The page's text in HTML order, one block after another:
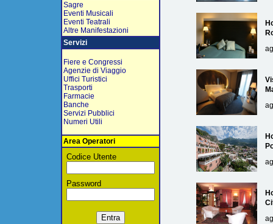
Sagre
Eventi Musicali
Eventi Teatrali
Altre Manifestazioni
Servizi
Fiere e Congressi
Agenzie di Viaggio
Uffici Turistici
Trasporti
Farmacie
Banche
Servizi Pubblici
Numeri Utili
Area Operatori
Codice Utente
Password